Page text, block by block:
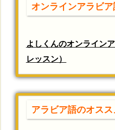
オンラインアラビ
よしくんのオンライン
レッスン）
アラビア語のオス